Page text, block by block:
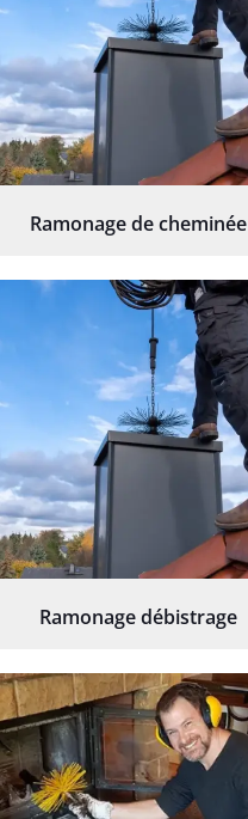
Ramonage de cheminée
Ramonage débistrage